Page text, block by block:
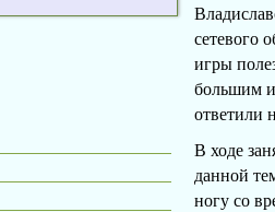
сетевого
игры
большим
ответили
В ходе
данной
ногу со